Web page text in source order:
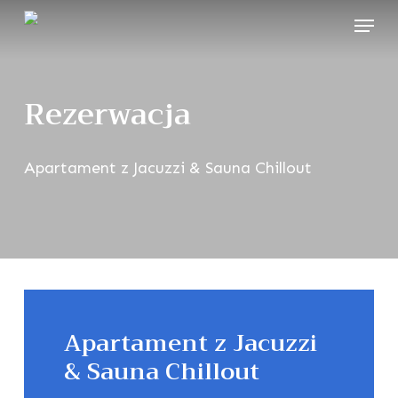
Skip
content
Menu
Rezerwacja
Apartament z Jacuzzi & Sauna Chillout
Apartament z Jacuzzi
& Sauna Chillout